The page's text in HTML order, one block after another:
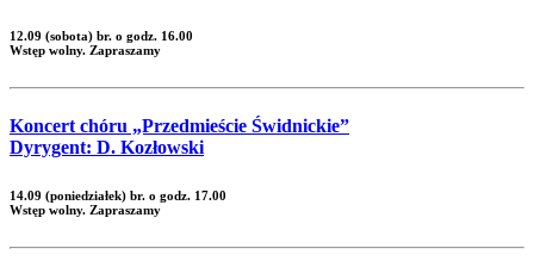
12.09 (sobota) br. o godz. 16.00
Wstęp wolny. Zapraszamy
Koncert chóru „Przedmieście Świdnickie”
Dyrygent: D. Kozłowski
14.09 (poniedziałek) br. o godz. 17.00
Wstęp wolny. Zapraszamy